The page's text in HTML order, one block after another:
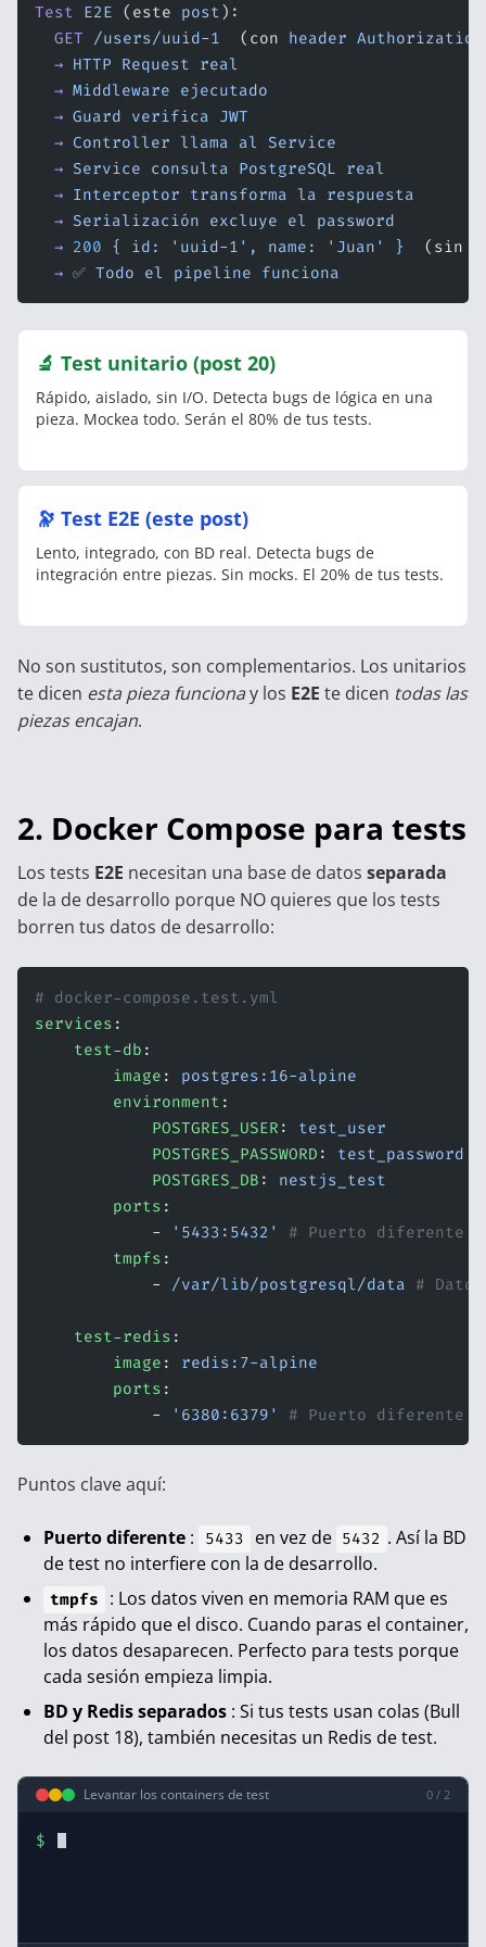
Test E2E (este post):
  GET
/users/uuid-1
  (con
header
  →
HTTP Request real
  →
Middleware ejecutado
  →
Guard verifica JWT
  →
Controller llama al
Service
  →
Service consulta PostgreSQL real
  →
Interceptor transforma la respuesta
  →
Serialización excluye el
password
  →
200 { id: 'uuid-1', name: 'Juan' }
  (sin
  →
✅ Todo el pipeline funciona
🔬 Test unitario (post 20)
Rápido, aislado, sin I/O. Detecta bugs de lógica en una
pieza. Mockea todo. Serán el 80% de tus tests.
🔭 Test E2E (este post)
Lento, integrado, con BD real. Detecta bugs de
integración entre piezas. Sin mocks. El 20% de tus tests.
No son sustitutos, son complementarios. Los unitarios
te dicen esta pieza funcionay los E2E te dicen todas las
piezas encajan.
2. Docker Compose para tests
Los tests E2E necesitan una base de datos separada
de la de desarrollo porque NO quieres que los tests
borren tus datos de desarrollo:
# docker-compose.test.yml
services :
    test-db
:
        image
: postgres:16-alpine
        environment
:
            POSTGRES_USER
: test_user
            POSTGRES_PASSWORD
: test_password
            POSTGRES_DB
: nestjs_test
        ports
:
            -
'5433:5432'
# Puerto diferente
        tmpfs
:
            -
/var/lib/postgresql/data #
    test-redis
:
        image
: redis:7-alpine
        ports
:
            -
'6380:6379' # Puerto diferente
Puntos clave aquí:
Puerto diferente : 5433 en vez de 5432 . Así la BD
de test no interfiere con la de desarrollo.
tmpfs
: Los datos viven en memoria RAM que es
más rápido que el disco. Cuando paras el container,
los datos desaparecen. Perfecto para tests porque
cada sesión empieza limpia.
BD y Redis separados : Si tus tests usan colas (Bull
del post 18), también necesitas un Redis de test.
Levantar los containers de test 0 / 2
$